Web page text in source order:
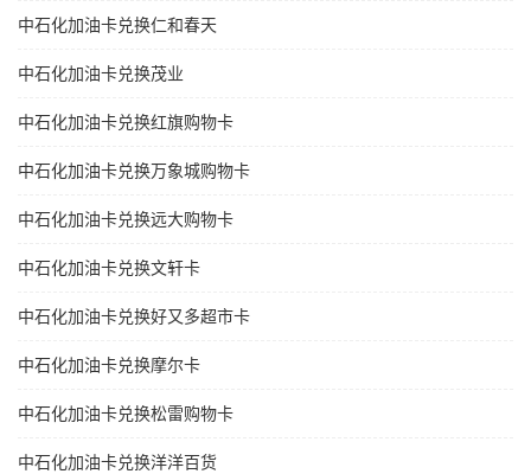
中石化加油卡兑换仁和春天
中石化加油卡兑换茂业
中石化加油卡兑换红旗购物卡
中石化加油卡兑换万象城购物卡
中石化加油卡兑换远大购物卡
中石化加油卡兑换文轩卡
中石化加油卡兑换好又多超市卡
中石化加油卡兑换摩尔卡
中石化加油卡兑换松雷购物卡
中石化加油卡兑换洋洋百货